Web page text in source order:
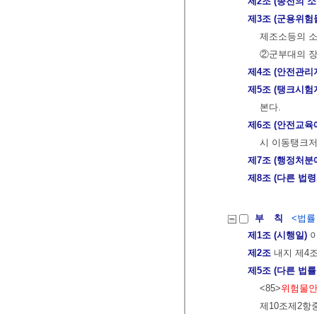
제3조 (군용위험
제조소등의
②군부대의 장
제4조 (안전관리
제5조 (탱크시험
본다.
제6조 (안전교육
시 이동탱크
제7조 (행정처분
제8조 (다른 법
부 칙
<법
제1조 (시행일)
제2조 내지 제4
제5조 (다른 법
<85>위험물
제10조제2항